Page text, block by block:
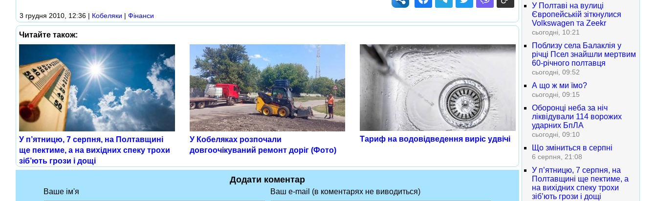
3 грудня 2010, 12:36 | Кобеляки | Фінанси
Читайте також:
У п’ятницю, 7 серпня, на Полтавщині
ще пектиме, а на вихідних спеку трохи
зіб’ють грози і дощі
У Кобеляках розпочали
довгоочікуваний ремонт доріг (Фото)
Тариф на водовідведення виріс удвічі
Додати коментар
Ваше ім'я Ваш e-mail (в коментарях не виводиться)
У Полтаві на вулиці
Європейській зіткнулися
Volkswagen та Zeekr
сьогодні, 10:21
Поблизу села Балаклія у
річці Псел знайшли мертвим
60-річного полтавця
сьогодні, 09:52
А що ж ми їмо?
сьогодні, 09:15
Оборонці неба за ніч
ліквідували 114 ворожих
ударних БпЛА
сьогодні, 09:10
Що зміниться в серпні
6 серпня, 21:08
У п’ятницю, 7 серпня, на
Полтавщині ще пектиме, а
на вихідних спеку трохи
зіб’ють грози і дощі